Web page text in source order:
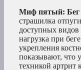
Миф пятый: Бег
страшилка
доступных видов
нагрузка при
укрепления
показывают, что
техникой артрит